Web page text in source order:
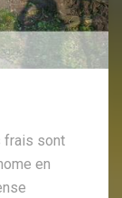
frais sont
en